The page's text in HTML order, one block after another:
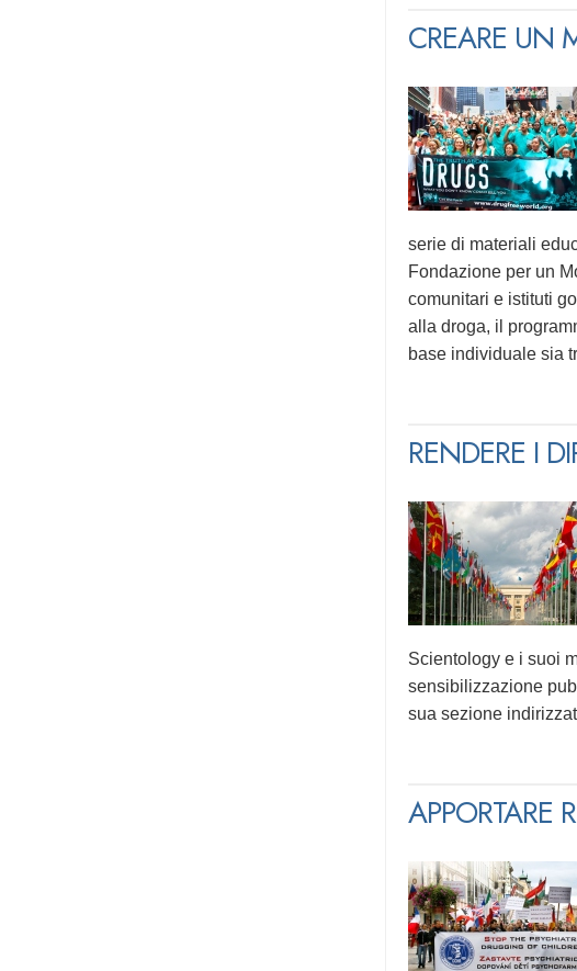
CREARE UN
serie di materiali
Fondazione per un
comunitari e istituti
alla droga, il
base individuale sia
RENDERE I
Scientology e i suoi
sensibilizzazione
sua sezione
APPORTARE